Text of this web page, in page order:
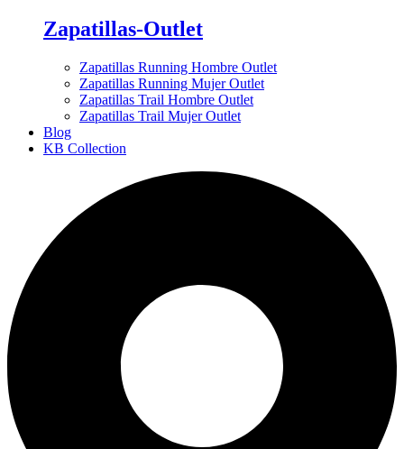
Zapatillas-Outlet
Zapatillas Running Hombre Outlet
Zapatillas Running Mujer Outlet
Zapatillas Trail Hombre Outlet
Zapatillas Trail Mujer Outlet
Blog
KB Collection